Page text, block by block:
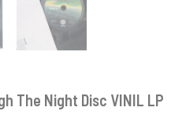
The Night Disc VINIL LP